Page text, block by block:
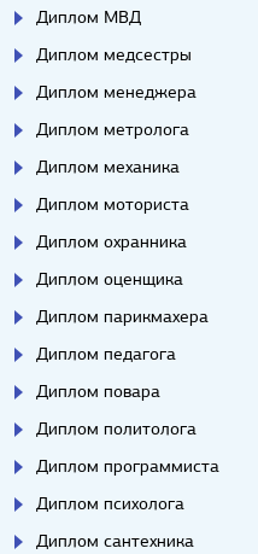
Диплом МВД
Диплом медсестры
Диплом менеджера
Диплом метролога
Диплом механика
Диплом моториста
Диплом охранника
Диплом оценщика
Диплом парикмахера
Диплом педагога
Диплом повара
Диплом политолога
Диплом программиста
Диплом психолога
Диплом сантехника